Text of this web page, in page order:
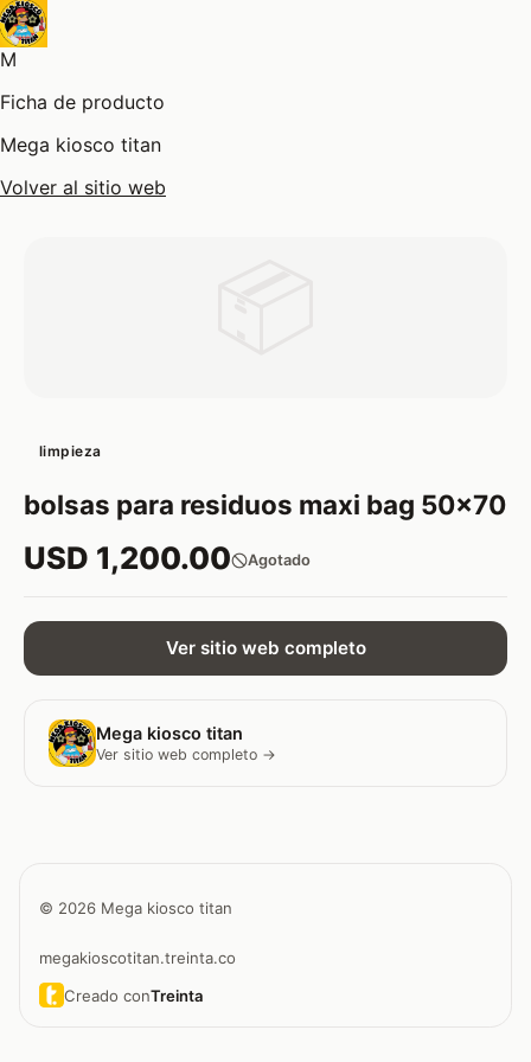
M
Ficha de producto
Mega kiosco titan
Volver al sitio web
limpieza
bolsas para residuos maxi bag 50x70
USD 1,200.00 Agotado
Ver sitio web completo
Mega kiosco titan
Ver sitio web completo →
© 2026 Mega kiosco titan
megakioscotitan.treinta.co
Creado conTreinta